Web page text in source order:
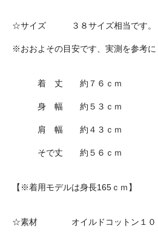
☆サイズ ３８サイズ相当です。（
※おおよその目安です、実測を参考
着 丈 約７６ｃｍ
身 幅 約５３ｃｍ
肩 幅 約４３ｃｍ
そで丈 約５６ｃｍ
【※着用モデルは身長165ｃｍ】
☆素材 オイルドコットン１００